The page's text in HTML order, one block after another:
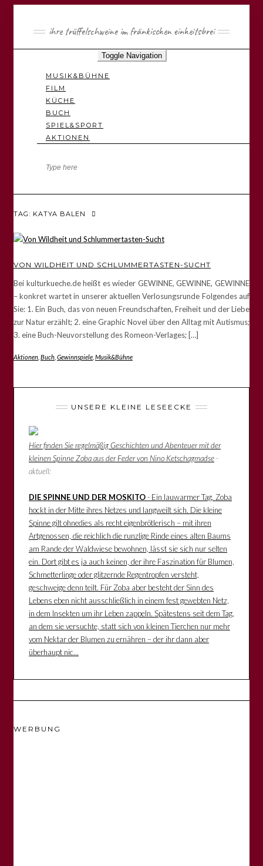
ihre trüffelschweine im fränkischen einheitsbrei
Toggle Navigation
MUSIK&BÜHNE
FILM
KÜCHE
BUCH
SPIEL&SPORT
AKTIONEN
TAG: KATYA BALEN
VON WILDHEIT UND SCHLUMMERTASTEN-SUCHT
Bei kulturkueche.de heißt es wieder GEWINNE, GEWINNE, GEWINNE
– konkret wartet in unserer aktuellen Verlosungsrunde Folgendes auf
Sie: 1. Ein Buch, das von neuen Freundschaften, Freiheit und der Liebe
zur Natur erzählt; 2. eine Graphic Novel über den Alltag mit Autismus;
3. eine Buch-Neuvorstellung des Romeon-Verlages; […]
Aktionen Buch Gewinnspiele Musik&Bühne
UNSERE KLEINE LESEECKE
Hier finden Sie regelmäßig Geschichten und Abenteuer mit der
kleinen Spinne Zoba aus der Feder von Nino Ketschagmadse-
aktuell:
DIE SPINNE UND DER MOSKITO- Ein lauwarmer Tag. Zoba
hockt in der Mitte ihres Netzes und langweilt sich. Die kleine
Spinne gilt ohnedies als recht eigenbrötlerisch – mit ihren
Artgenossen, die reichlich die runzlige Rinde eines alten Baums
am Rande der Waldwiese bewohnen, lässt sie sich nur selten
ein. Dort gibt es ja auch keinen, der ihre Faszination für Blumen,
Schmetterlinge oder glitzernde Regentropfen versteht,
geschweige denn teilt. Für Zoba aber besteht der Sinn des
Lebens eben nicht ausschließlich in einem fest gewebten Netz,
in dem Insekten um ihr Leben zappeln. Spätestens seit dem Tag,
an dem sie versuchte, statt sich von kleinen Tierchen nur mehr
vom Nektar der Blumen zu ernähren – der ihr dann aber
überhaupt nic...
WERBUNG